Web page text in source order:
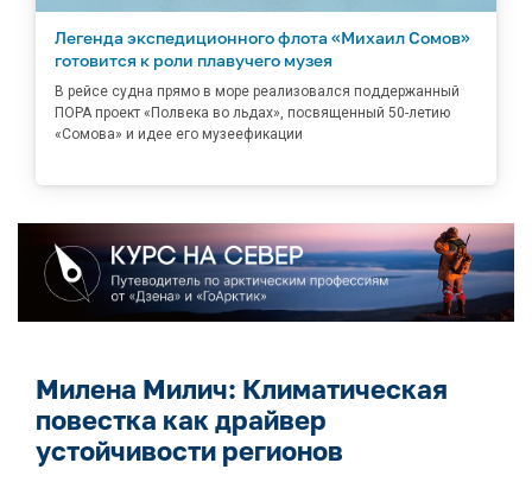
Легенда экспедиционного флота «Михаил Сомов»
готовится к роли плавучего музея
В рейсе судна прямо в море реализовался поддержанный
ПОРА проект «Полвека во льдах», посвященный 50-летию
«Сомова» и идее его музеефикации
Милена Милич: Климатическая
повестка как драйвер
устойчивости регионов